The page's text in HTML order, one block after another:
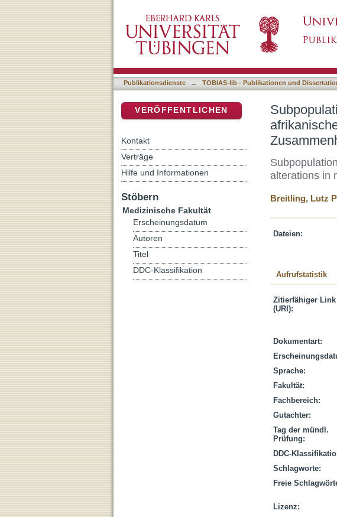
Veränderungen im Zusammenhang
Publikationsdienste → TOBIAS-lib - Publikationen und
alterations in
Breitling, Lutz
Dateien:
Aufrufstatistik
Zitierfähiger Link
(URI):
Dokumentart:
Sprache:
Fakultät:
Fachbereich:
Gutachter:
Tag der mündl.
Prüfung:
DDC-
Schlagworte:
Freie
Lizenz:
VERÖFFENTLICHEN
Kontakt
Verträge
Hilfe und Informationen
Stöbern
Medizinische Fakultät
Erscheinungsdatum
Autoren
Titel
DDC-Klassifikation